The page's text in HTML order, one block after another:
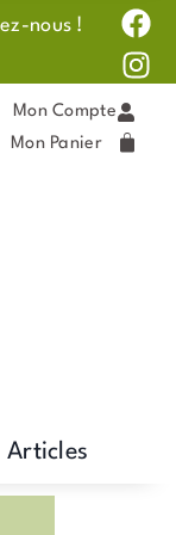
nous !
a
c
e
b
o
n
s
t
a
g
Mon Compte
Mon Panier
Articles